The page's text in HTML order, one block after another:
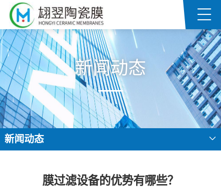
新闻动态
新闻动态
膜过滤设备的优势有哪些？